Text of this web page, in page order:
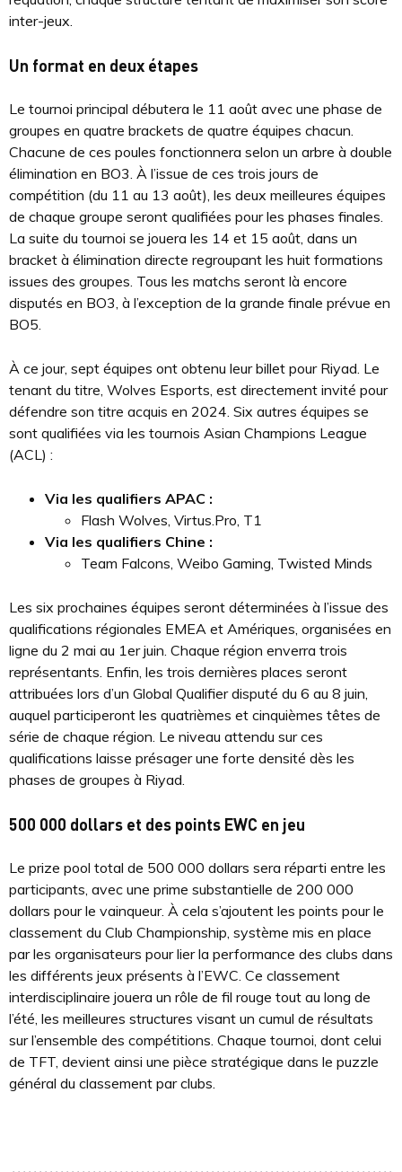
inter-jeux.
Un format en deux étapes
Le tournoi principal débutera le 11 août avec une phase de
groupes en quatre brackets de quatre équipes chacun.
Chacune de ces poules fonctionnera selon un arbre à double
élimination en BO3. À l’issue de ces trois jours de
compétition (du 11 au 13 août), les deux meilleures équipes
de chaque groupe seront qualifiées pour les phases finales.
La suite du tournoi se jouera les 14 et 15 août, dans un
bracket à élimination directe regroupant les huit formations
issues des groupes. Tous les matchs seront là encore
disputés en BO3, à l’exception de la grande finale prévue en
BO5.
À ce jour, sept équipes ont obtenu leur billet pour Riyad. Le
tenant du titre, Wolves Esports, est directement invité pour
défendre son titre acquis en 2024. Six autres équipes se
sont qualifiées via les tournois Asian Champions League
(ACL) :
Via les qualifiers APAC :
Flash Wolves, Virtus.Pro, T1
Via les qualifiers Chine :
Team Falcons, Weibo Gaming, Twisted Minds
Les six prochaines équipes seront déterminées à l’issue des
qualifications régionales EMEA et Amériques, organisées en
ligne du 2 mai au 1er juin. Chaque région enverra trois
représentants. Enfin, les trois dernières places seront
attribuées lors d’un Global Qualifier disputé du 6 au 8 juin,
auquel participeront les quatrièmes et cinquièmes têtes de
série de chaque région. Le niveau attendu sur ces
qualifications laisse présager une forte densité dès les
phases de groupes à Riyad.
500 000 dollars et des points EWC en jeu
Le prize pool total de 500 000 dollars sera réparti entre les
participants, avec une prime substantielle de 200 000
dollars pour le vainqueur. À cela s’ajoutent les points pour le
classement du Club Championship, système mis en place
par les organisateurs pour lier la performance des clubs dans
les différents jeux présents à l’EWC. Ce classement
interdisciplinaire jouera un rôle de fil rouge tout au long de
l’été, les meilleures structures visant un cumul de résultats
sur l’ensemble des compétitions. Chaque tournoi, dont celui
de TFT, devient ainsi une pièce stratégique dans le puzzle
général du classement par clubs.